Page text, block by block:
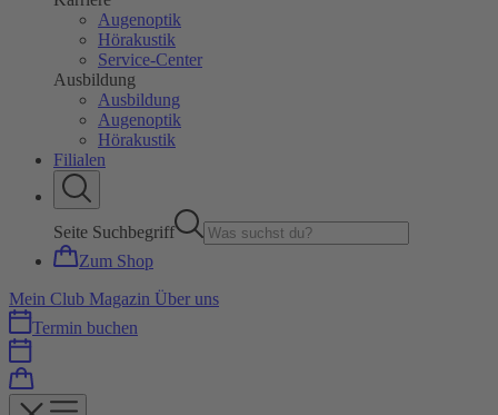
Augenoptik
Hörakustik
Service-Center
Ausbildung
Ausbildung
Augenoptik
Hörakustik
Filialen
Seite Suchbegriff
Zum Shop
Mein Club Magazin Über uns
Termin buchen